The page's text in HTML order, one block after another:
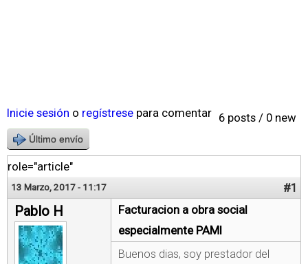
6 posts / 0 new
Inicie sesión o regístrese para comentar
Último envío
role="article"
13 Marzo, 2017 - 11:17 #1
Pablo H
Facturacion a obra social
especialmente PAMI
Buenos dias, soy prestador del